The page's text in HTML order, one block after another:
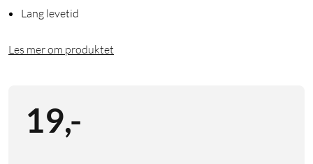
Lang levetid
Les mer om produktet
19,-